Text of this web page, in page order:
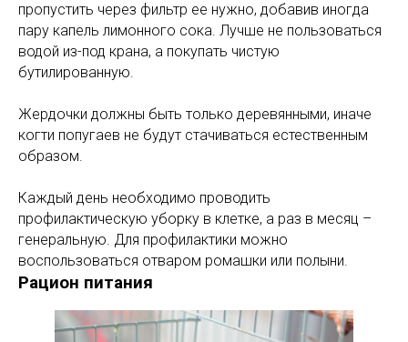
пропустить через фильтр ее нужно, добавив иногда
пару капель лимонного сока. Лучше не пользоваться
водой из-под крана, а покупать чистую
бутилированную.
Жердочки должны быть только деревянными, иначе
когти попугаев не будут стачиваться естественным
образом.
Каждый день необходимо проводить
профилактическую уборку в клетке, а раз в месяц –
генеральную. Для профилактики можно
воспользоваться отваром ромашки или полыни.
Рацион питания